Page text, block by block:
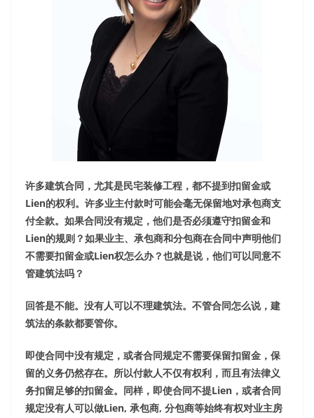
许多建筑合同，尤其是民宅装修工程，都不提到扣留金或
Lien的权利。许多业主付款时可能会毫无保留地对承包商支
付全款。如果合同没有规定，他们是否必须遵守扣留金和
Lien的规则？如果业主、承包商和分包商在合同中声明他们
不需要扣留金或Lien权怎么办？也就是说，他们可以同意不
管建筑法吗？
回答是不能。没有人可以不理建筑法。不管合同怎么说，建
筑法的条款都要管你。
即使合同中没有规定，或者合同规定不需要保留扣留金，保
留的义务仍然存在。所以付款人不仅有权利，而且有法律义
务扣留足够的扣留金。同样，即使合同不提Lien ，或者合同
规定没有人可以做Lien, 承包商, 分包商等始终有权对业主房